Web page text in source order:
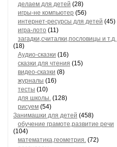
делаем для детей (28)
игры-не компьютер (56)
интернет-ресурсы для детей (45)
игра-лото (11)
загадки,считалки,пословицы и т.д.
(18)
Аудио-сказки (16)
сказки для чтения (15)
видео-сказки (8)
журналы (16)
тесты (10)
для школы. (128)
рисуем (54)
Занимашки для детей (458)
обучение грамоте,развитие речи
(104)
математика,геометрия. (72)